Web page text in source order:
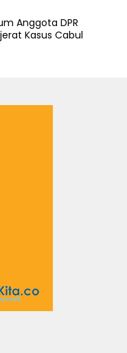
Anggota DPR
Kasus Cabul